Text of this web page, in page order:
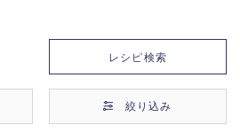
レシピ検索
絞り込み